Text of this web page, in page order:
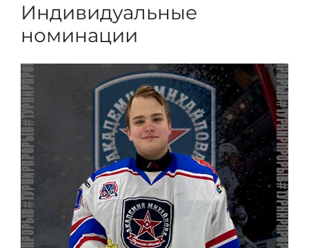
Индивидуальные
номинации